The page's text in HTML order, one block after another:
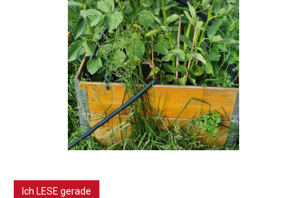
Ich LESE gerade